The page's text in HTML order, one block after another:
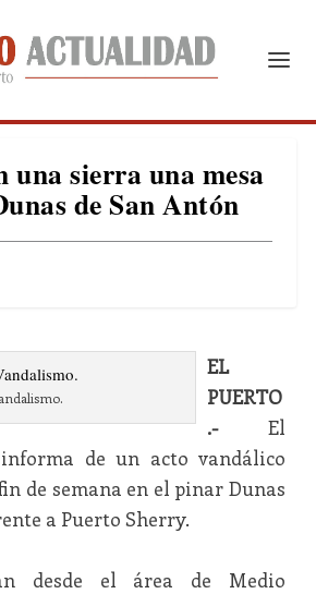
una sierra una mesa
de San Antón
EL
PUERTO
.-El
de un acto vandálico
de semana en el pinar Dunas
a Puerto Sherry.
desde el área de Medio